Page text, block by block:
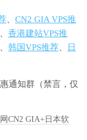
、 CN2 GIA VPS推
、 香港建站VPS推
、 韩国VPS推荐、
日
通知群（禁言，仅
CN2 GIA+日本软